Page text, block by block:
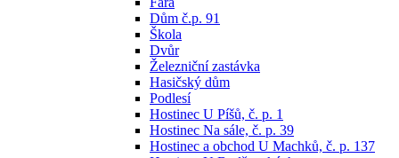
Dům č.p. 91
Škola
Dvůr
Železniční zastávka
Hasičský dům
Podlesí
Hostinec U Píšů, č. p. 1
Hostinec Na sále, č. p. 39
Hostinec a obchod U Machků, č. p. 137